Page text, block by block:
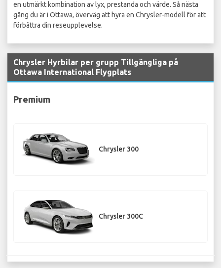
en utmärkt kombination av lyx, prestanda och värde. Så nästa
gång du är i Ottawa, överväg att hyra en Chrysler-modell för att
förbättra din reseupplevelse.
Chrysler Hyrbilar per grupp Tillgängliga på
Ottawa International Flygplats
Premium
Chrysler 300
Chrysler 300C